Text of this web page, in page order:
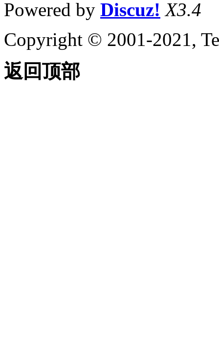
Powered by Discuz! X3.4
Copyright © 2001-2021,
返回顶部